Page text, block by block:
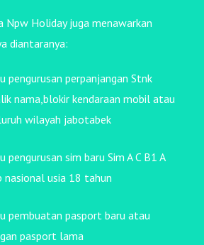
Npw Holiday juga menawarkan
diantaranya:
pengurusan perpanjangan Stnk
nama,blokir kendaraan mobil atau
wilayah jabotabek
pengurusan sim baru Sim A C B1 A
nasional usia 18 tahun
pembuatan pasport baru atau
pasport lama